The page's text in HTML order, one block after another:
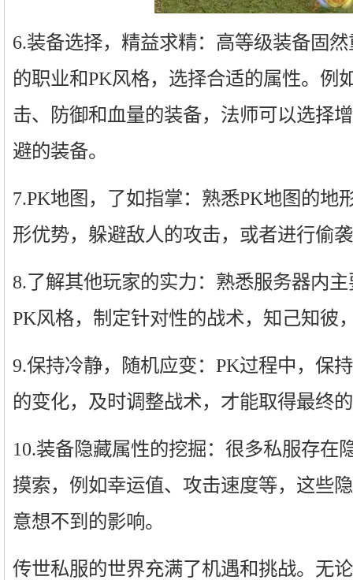
6.装备选择，精益求精：高等级装备固
的职业和PK风格，选择合适的属性。例
击、防御和血量的装备，法师可以选择
避的装备。
7.PK地图，了如指掌：熟悉PK地图的地
形优势，躲避敌人的攻击，或者进行偷
8.了解其他玩家的实力：熟悉服务器内
PK风格，制定针对性的战术，知己知彼
9.保持冷静，随机应变：PK过程中，保
的变化，及时调整战术，才能取得最终
10.装备隐藏属性的挖掘：很多私服存在
摸索，例如幸运值、攻击速度等，这些
意想不到的影响。
传世私服的世界充满了机遇和挑战。无